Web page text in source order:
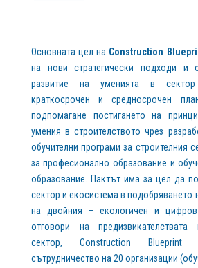
Основната цел на Construction
на нови стратегически подходи и
развитие на уменията в сектор
краткосрочен и средносрочен
подпомагане постигането на
умения в строителството чрез
обучителни програми за строителния
за професионално образование и
образование. Пактът има за цел да
сектор и екосистема в подобряването
на двойния – екологичен и
отговори на предизвикателствата
сектор, Construction Blueprint
сътрудничество на 20 организации